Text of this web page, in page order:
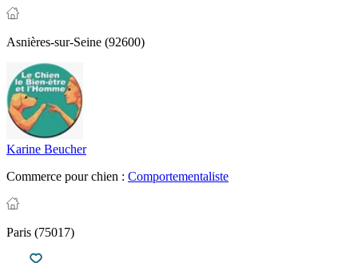
Asnières-sur-Seine (92600)
Karine Beucher
Commerce pour chien : Comportementaliste
Paris (75017)